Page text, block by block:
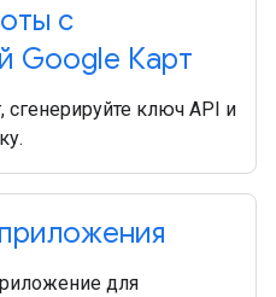
с
Google Карт
сгенерируйте ключ API и
для